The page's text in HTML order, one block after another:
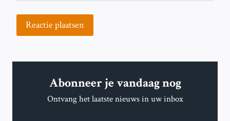
Abonneer je vandaag nog
Ontvang het laatste nieuws in uw inbox